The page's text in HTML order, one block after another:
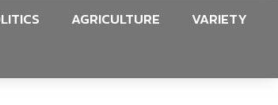
AGRICULTURE
VARIETY